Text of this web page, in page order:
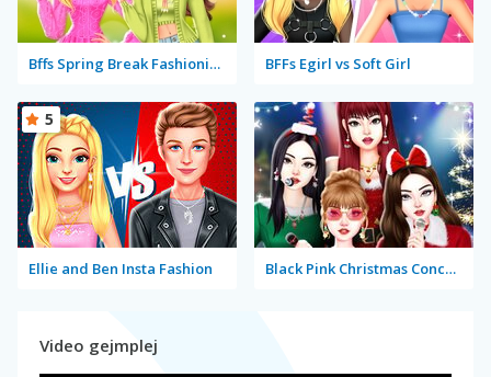
Bffs Spring Break Fashionista BFFs Egirl vs Soft Girl
Ellie and Ben Insta Fashion
5
Black Pink Christmas Concert
Video gejmplej